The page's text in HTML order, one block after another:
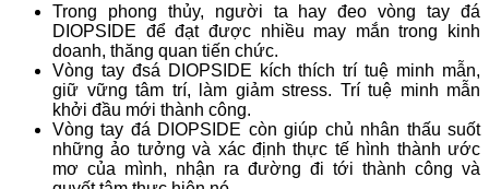
Trong phong thủy, người ta hay đeo vòng tay đá
DIOPSIDE để đạt được nhiều may mắn trong kinh
doanh, thăng quan tiến chức.
Vòng tay đsá DIOPSIDE kích thích trí tuệ minh mẫn,
giữ vững tâm trí, làm giảm stress. Trí tuệ minh mẫn
khởi đầu mới thành công.
Vòng tay đá DIOPSIDE còn giúp chủ nhân thấu suốt
những ảo tưởng và xác định thực tế hình thành ước
mơ của mình, nhận ra đường đi tới thành công và